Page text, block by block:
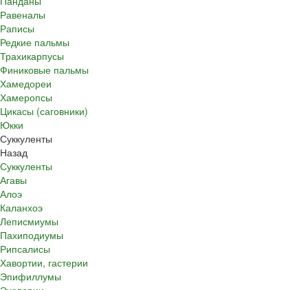
Равеналы
Раписы
Редкие пальмы
Трахикарпусы
Финиковые пальмы
Хамедореи
Хамеропсы
Цикасы (саговники)
Юкки
Суккуленты
Назад
Суккуленты
Агавы
Алоэ
Каланхоэ
Леписмиумы
Пахиподиумы
Рипсалисы
Хавортии, гастерии
Эпифиллумы